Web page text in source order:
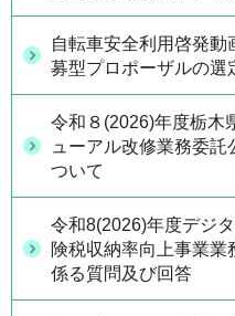
自転車安全利用啓発
募型プロポーザルの選
令和８(2026)年度栃木
ューアル改修業務委
ついて
令和8(2026)年度デジ
険税収納率向上事業業
係る質問及び回答